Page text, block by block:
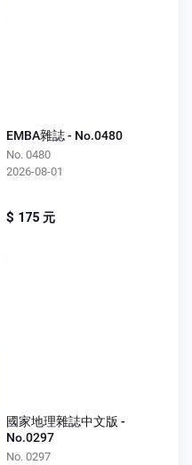
EMBA雜誌 - No.0480
No. 0480
2026-08-01
$ 175 元
國家地理雜誌中文版 -
No.0297
No. 0297